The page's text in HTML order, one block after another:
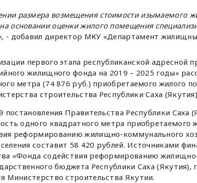
размера возмещения стоимости изымаемого
основании оценки жилого помещения
- добавил директор МКУ «Департамент
первого этапа республиканской адресной
жилищного фонда на 2019 – 2025 годы»
метра (74 876 руб.) приобретаемого жилого
строительства Республики Саха
постановления Правительства Республики Саха
одного квадратного метра приобретаемого
реформированию жилищно-коммунального
составит 58 420 рублей. Источниками
«Фонда содействия реформированию
бюджета Республики Саха
Министерство строительства Якутии.